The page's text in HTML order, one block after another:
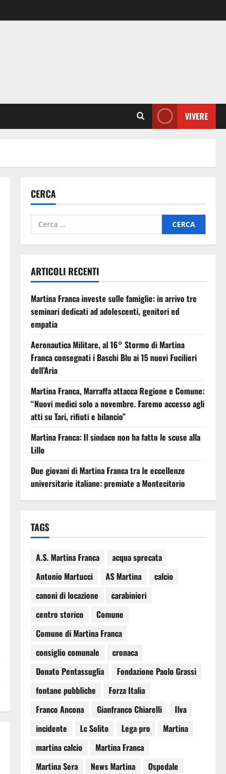
VIVERE
CERCA
ARTICOLI RECENTI
Martina Franca investe sulle famiglie: in arrivo tre
seminari dedicati ad adolescenti, genitori ed
empatia
Aeronautica Militare, al 16° Stormo di Martina
Franca consegnati i Baschi Blu ai 15 nuovi Fucilieri
dell’Aria
Martina Franca, Marraffa attacca Regione e Comune:
“Nuovi medici solo a novembre. Faremo accesso agli
atti su Tari, rifiuti e bilancio”
Martina Franca: Il sindaco non ha fatto le scuse alla
Lillo
Due giovani di Martina Franca tra le eccellenze
universitarie italiane: premiate a Montecitorio
TAGS
A.S. Martina Franca
acqua sprecata
Antonio Martucci
AS Martina
calcio
canoni di locazione
carabinieri
centro storico
Comune
Comune di Martina Franca
consiglio comunale
cronaca
Donato Pentassuglia
Fondazione Paolo Grassi
fontane pubbliche
Forza Italia
Franco Ancona
Gianfranco Chiarelli
Ilva
incidente
Lc Solito Lega pro
Martina
martina calcio
Martina Franca
Martina Sera
News Martina
Ospedale